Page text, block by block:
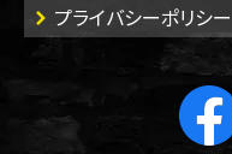
プライバシーポリシー